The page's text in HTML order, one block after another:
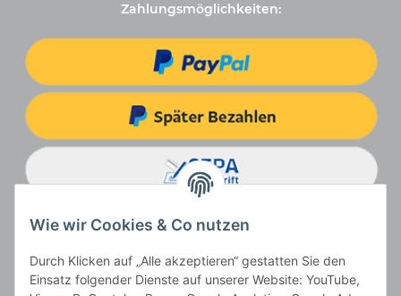
Zahlungsmöglichkeiten:
Wie wir Cookies & Co nutzen
Durch Klicken auf „Alle akzeptieren“ gestatten Sie den
Einsatz folgender Dienste auf unserer Website: YouTube,